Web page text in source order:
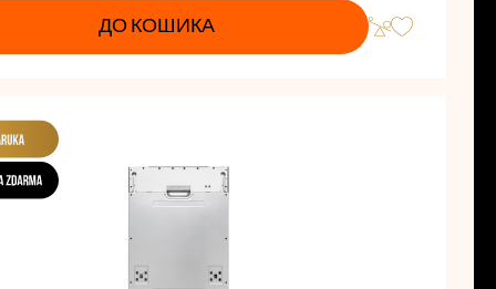
ДО КОШИКА